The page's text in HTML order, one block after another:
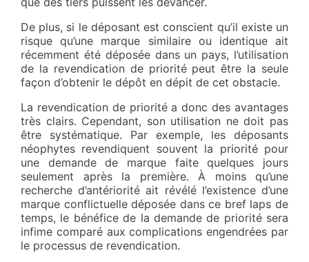
De plus, si le déposant est conscient qu’il existe un
risque qu’une marque similaire ou identique ait
récemment été déposée dans un pays, l’utilisation
de la revendication de priorité peut être la seule
façon d’obtenir le dépôt en dépit de cet obstacle.
La revendication de priorité a donc des avantages
très clairs. Cependant, son utilisation ne doit pas
être systématique. Par exemple, les déposants
néophytes revendiquent souvent la priorité pour
une demande de marque faite quelques jours
seulement après la première. À moins qu’une
recherche d’antériorité ait révélé l’existence d’une
marque conflictuelle déposée dans ce bref laps de
temps, le bénéfice de la demande de priorité sera
infime comparé aux complications engendrées par
le processus de revendication.